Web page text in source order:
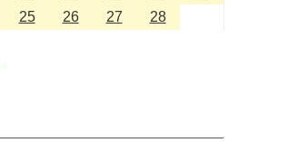
25 26 27 28